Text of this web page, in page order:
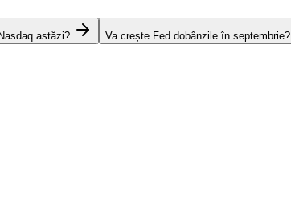
astăzi? Va crește Fed dobânzile în septembrie?